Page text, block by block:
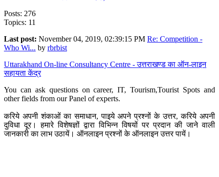
Posts: 276
Topics: 11
Last post: November 04, 2019, 02:39:15 PM Re: Competition -
Who Wi... by rbrbist
Uttarakhand On-line Consultancy Centre - उत्तराखण्ड का ऑन-लाइन
सहायता केंद्र
You can ask questions on career, IT, Tourism,Tourist Spots and
other fields from our Panel of experts.
करिये अपनी शंकाओं का समाधान, पाइये अपने प्रश्नों के उत्तर, करिये अपनी
दुविधा दूर। हमारे विशेषज्ञों द्वारा विभिन्न विषयों पर प्रदान की जाने वाली
जानकारी का लाभ उठायें। ऑनलाइन प्रश्नों के ऑनलाइन उत्तर पायें।